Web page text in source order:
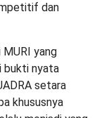
dan
yang
bukti nyata
setara
khususnya